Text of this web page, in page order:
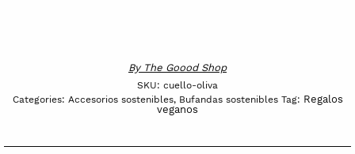
By The Goood Shop
SKU: cuello-oliva
Categories: Accesorios sostenibles, Bufandas sostenibles Tag: Regalos
veganos